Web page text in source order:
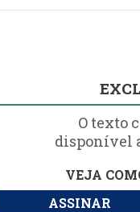
O texto
disponível
VEJA
ASSINAR